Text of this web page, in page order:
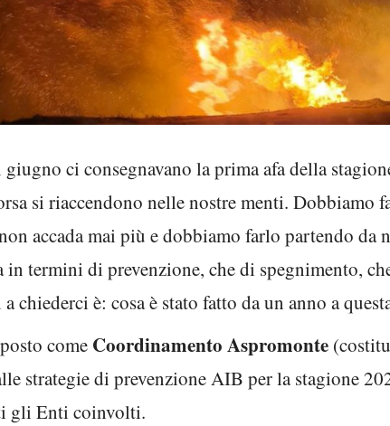
ci consegnavano la prima afa della
si riaccendono nelle nostre menti. Dobbiamo
accada mai più e dobbiamo farlo partendo
termini di prevenzione, che di spegnimento,
chiederci è: cosa è stato fatto da un anno a
come Coordinamento Aspromonte
strategie di prevenzione AIB per la stagione
gli Enti coinvolti.